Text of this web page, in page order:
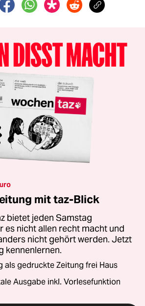
mit taz-Blick
bietet jeden Samstag
es nicht allen recht macht und
nicht gehört werden. Jetzt
kennenlernen.
als gedruckte Zeitung frei Haus
Ausgabe inkl. Vorlesefunktion